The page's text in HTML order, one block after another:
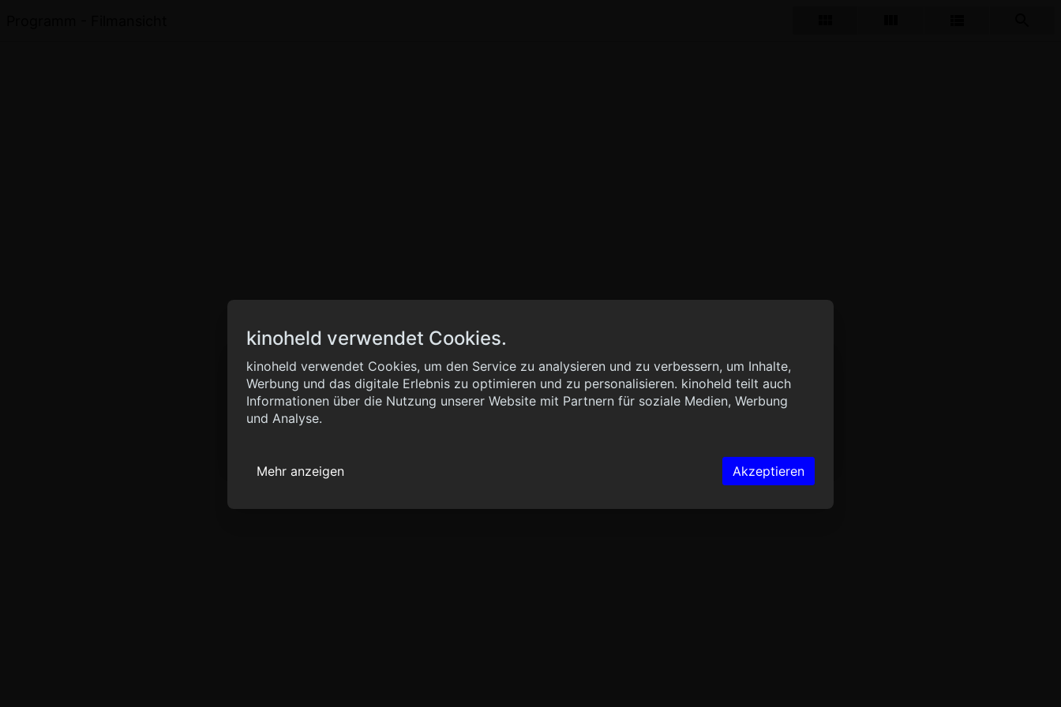
kinoheld verwendet Cookies.
kinoheld verwendet Cookies, um den Service zu analysieren und zu verbessern, um Inhalte,
Werbung und das digitale Erlebnis zu optimieren und zu personalisieren. kinoheld teilt auch
Informationen über die Nutzung unserer Website mit Partnern für soziale Medien, Werbung
und Analyse.
Mehr anzeigen Akzeptieren
Info
{ "__sentry_xhr__": { "method": "POST", "url": "//graph.kinoheld.de:/graphql/v1/query?lang=de",
"status_code": 0 } }